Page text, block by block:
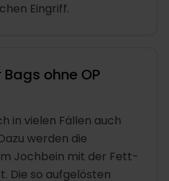
Eingriff.
ohne OP
in vielen Fällen auch
werden die
Jochbein mit der Fett-
Die so aufgelösten